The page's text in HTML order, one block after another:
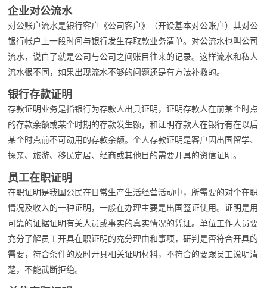
企业对公流水
对公账户流水是银行客户《公司客户》（开设基本对公账户）其对公
银行帐户上一段时间与银行发生存取款业务清单。对公流水也叫公司
流水，说白了就是公司与公司之间账目往来的记录。这样流水和私人
流水很不同，如果出现流水不够的问题还是有方法补救的。
银行存款证明
存款证明业务是指银行为存款人出具证明，证明存款人在前某个时点
的存款余额或某个时期的存款发生额，和证明存款人在银行有在以后
某个时点前不可动用的存款余额。个人存款证明是客户因出国留学、
探亲、旅游、移民定居、经商或其他目的需要开具的资信证明。
员工在职证明
在职证明是我国公民在日常生产生活经营活动中，所需要的对个在职
情况及收入的一种证明，一般在办理主要是出国签证使用。证明是用
可靠的证据证明有关人员或事实的真实情况的凭证。单位工作人员要
充分了解员工开具在职证明的充分理由和事项，研判是否符合开具的
需要，符合条件的及时开具相关证明材料，不符合的要跟员工说明清
楚，不能武断拒绝。